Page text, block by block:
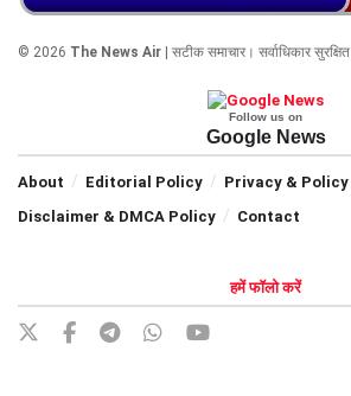
© 2026 The News Air | सटीक समाचार। सर्वाधिकार
Follow us on
Google News
About Editorial Policy
Privacy & Policy
Disclaimer & DMCA Policy
Contact
हमें फॉलो करें